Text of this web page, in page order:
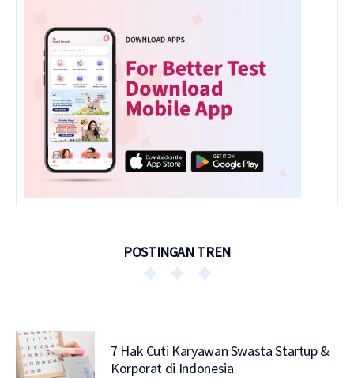
POSTINGAN TREN
7 Hak Cuti Karyawan Swasta Startup &
Korporat di Indonesia